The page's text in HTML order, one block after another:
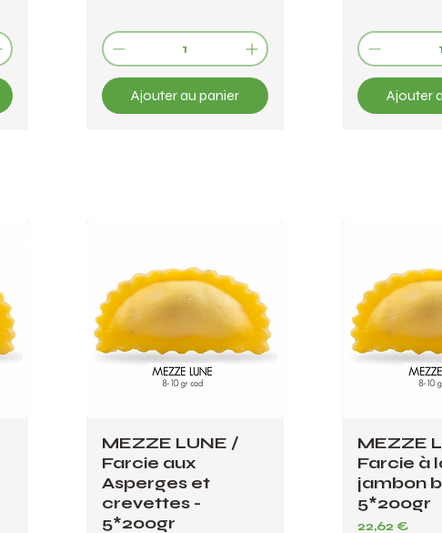
Ajouter au panier Ajouter
MEZZE LUNE /
Farcie aux
Asperges et
crevettes -
5*200gr
MEZZE
Farcie à
jambon
5*200gr
Prix
22,62 €